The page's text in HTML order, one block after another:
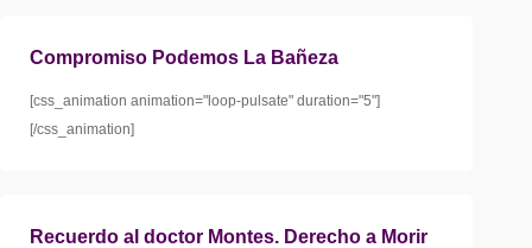
Compromiso Podemos La Bañeza
[css_animation animation="loop-pulsate" duration="5"]
[/css_animation]
Recuerdo al doctor Montes. Derecho a Morir